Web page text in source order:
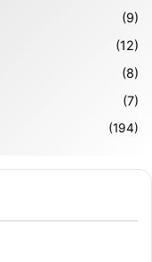
(9)
(12)
(8)
(7)
(194)